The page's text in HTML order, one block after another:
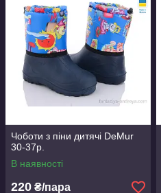
Чоботи з піни дитячі DeMur
30-37р.
В наявності
220 ₴/пара